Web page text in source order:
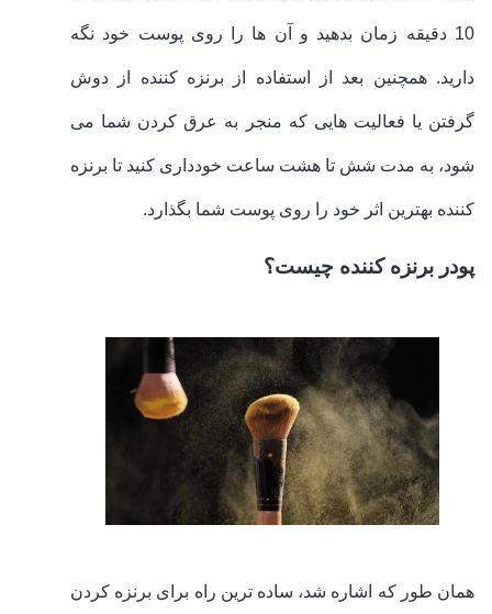
10 دقیقه زمان بدهید و آن ها را روی پوست خود نگه
دارید. همچنین بعد از استفاده از برنزه کننده از دوش
گرفتن یا فعالیت هایی که منجر به عرق کردن شما می
شود، به مدت شش تا هشت ساعت خودداری کنید تا برنزه
کننده بهترین اثر خود را روی پوست شما بگذارد.
پودر برنزه کننده چیست؟
همان طور که اشاره شد، ساده ترین راه برای برنزه کردن